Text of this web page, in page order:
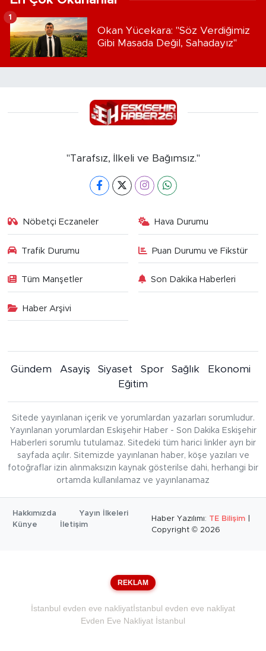
Okan Yücekara: "Söz Verdiğimiz
Gibi Masada Değil, Sahadayız"
1
"Tarafsız, İlkeli ve Bağımsız."
Nöbetçi Eczaneler Hava Durumu
Trafik Durumu Puan Durumu ve Fikstür
Tüm Manşetler Son Dakika Haberleri
Haber Arşivi
Gündem Asayiş Siyaset Spor Sağlık
Ekonomi
Eğitim
Sitede yayınlanan içerik ve yorumlardan yazarları sorumludur.
Yayınlanan yorumlardan Eskişehir Haber - Son Dakika Eskişehir
Haberleri sorumlu tutulamaz. Sitedeki tüm harici linkler ayrı bir
sayfada açılır. Sitemizde yayınlanan haber, köşe yazıları ve
fotoğraflar izin alınmaksızın kaynak gösterilse dahi, herhangi bir
ortamda kullanılamaz ve yayınlanamaz
Hakkımızda
Yayın İlkeleri
Künye
İletişim
Haber Yazılımı: TE Bilişim
Copyright © 2026
REKLAM
İstanbul evden eve nakliyatİstanbul evden eve nakliyat
Evden Eve Nakliyat İstanbul